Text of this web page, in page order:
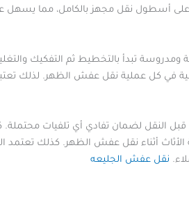
أسطول نقل مجهز بالكامل، مما يسهل
تبدأ بالتخطيط ثم التفكيك
في كل عملية نقل عفش الظهر. لذلك
لضمان تفادي أي تلفيات محتملة. كما
أثناء نقل عفش الظهر. كذلك تعتمد
نقل عفش الجليعه